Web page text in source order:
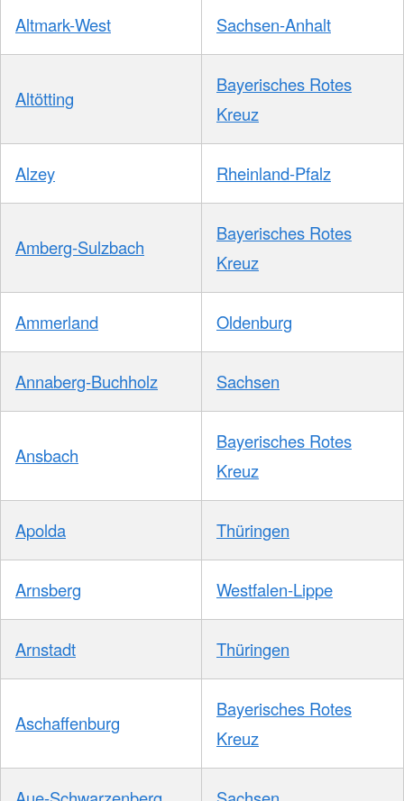
Altmark-West Sachsen-Anhalt
Altötting
Bayerisches Rotes
Kreuz
Alzey Rheinland-Pfalz
Amberg-Sulzbach
Bayerisches Rotes
Kreuz
Ammerland Oldenburg
Annaberg-Buchholz Sachsen
Ansbach
Bayerisches Rotes
Kreuz
Apolda Thüringen
Arnsberg Westfalen-Lippe
Arnstadt Thüringen
Aschaffenburg
Bayerisches Rotes
Kreuz